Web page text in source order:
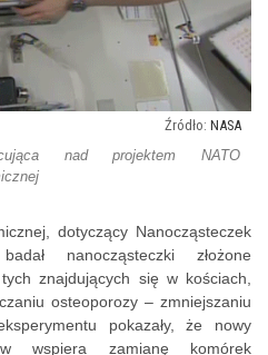
NASA
nad projektem NATO
dotyczący Nanocząsteczek
nanocząsteczki złożone
znajdujących się w kościach,
osteoporozy – zmniejszaniu
pokazały, że nowy
wspiera zamianę komórek